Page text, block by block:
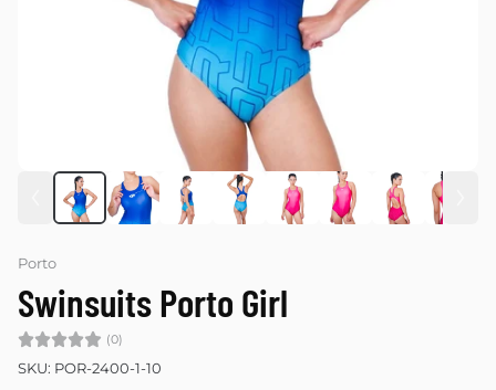
Porto
Swinsuits Porto Girl
(0)
SKU: POR-2400-1-10